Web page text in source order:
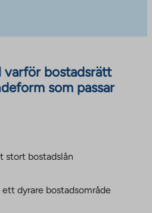
varför bostadsrätt
som passar
stort bostadslån
ett dyrare bostadsområde